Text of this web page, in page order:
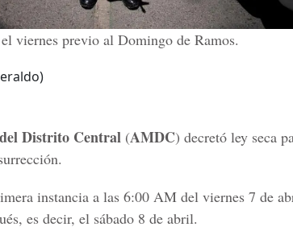
viernes previo al Domingo de Ramos.
Distrito Central (AMDC) decretó ley seca
instancia a las 6:00 AM del viernes 7 de
es decir, el sábado 8 de abril.